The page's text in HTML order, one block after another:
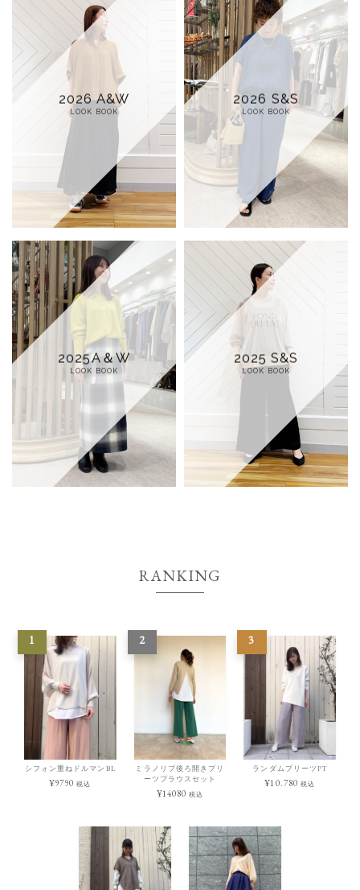
2026 A&W
LOOK BOOK
2026 S&S
LOOK BOOK
2025A＆W
LOOK BOOK
2025 S&S
LOOK BOOK
RANKING
シフォン重ねドルマンBL
¥9790税込
1
ミラノリブ後ろ開きプリ
ーツブラウスセット
¥14080税込
2
ランダムプリーツPT
¥10.780税込
3